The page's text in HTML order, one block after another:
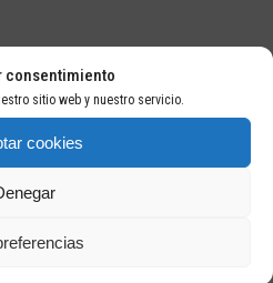
consentimiento
sitio web y nuestro servicio.
cookies